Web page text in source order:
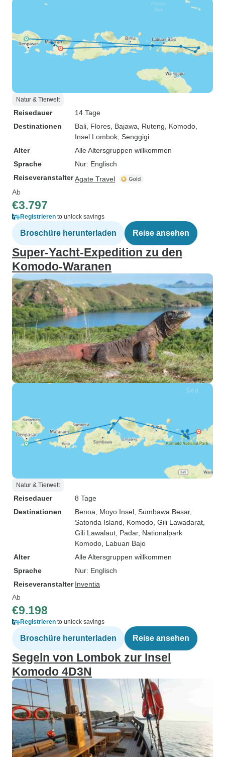
Natur & Tierwelt
Reisedauer
14 Tage
Destinationen
Bali , Flores , Bajawa , Ruteng , Komodo
Insel Lombok , Senggigi
Alter
Alle Altersgruppen willkommen
Sprache
Nur: Englisch
ReiseveranstalterAgate Travel
Ab
€3.797
Registrieren to unlock savings
Broschüre herunterladen Reise ansehen
Super-Yacht-Expedition zu den
Komodo-Waranen
Natur & Tierwelt
Reisedauer
8 Tage
Destinationen
Benoa , Moyo Insel , Sumbawa Besar,
Satonda Island , Komodo , Gili Lawadarat
Gili Lawalaut , Padar, Nationalpark
Komodo , Labuan Bajo
Alter
Alle Altersgruppen willkommen
Sprache
Nur: Englisch
Reiseveranstalter Inventia
Ab
€9.198
Registrieren to unlock savings
Broschüre herunterladen Reise ansehen
Segeln von Lombok zur Insel
Komodo 4D3N